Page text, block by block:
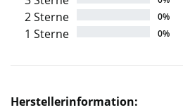
2 Sterne 0%
1 Sterne 0%
Herstellerinformation: